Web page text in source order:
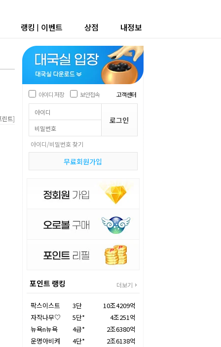
랭킹 | 이벤트 상점 내정보
린트]
아이디 저장 보안접속 고객센터
아이디/비밀번호 찾기
무료회원가입
포인트 랭킹 더보기
팍스이스트 3단
10조4209억
자작나무♡
5단*
4조251억
뉴욕n뉴욕
4급*
2조6380억
운명아비켜
4단*
2조6138억